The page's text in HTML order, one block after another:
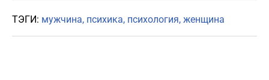
ТЭГИ: мужчина психика психология женщина